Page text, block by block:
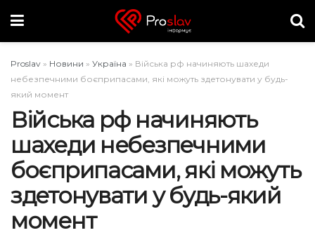
Proslav » Новини » Україна » Війська рф начиняють шахеди
небезпечними боєприпасами, які можуть здетонувати у будь-
який момент
Війська рф начиняють
шахеди небезпечними
боєприпасами, які можуть
здетонувати у будь-який
момент